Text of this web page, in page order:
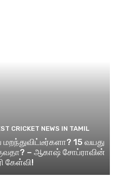
CRICKET NEWS IN TAMIL
15 வயது
– ஆகாஷ் சோப்ராவின்
கேள்வி!